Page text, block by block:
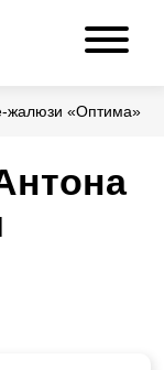
жалюзи «Оптима»